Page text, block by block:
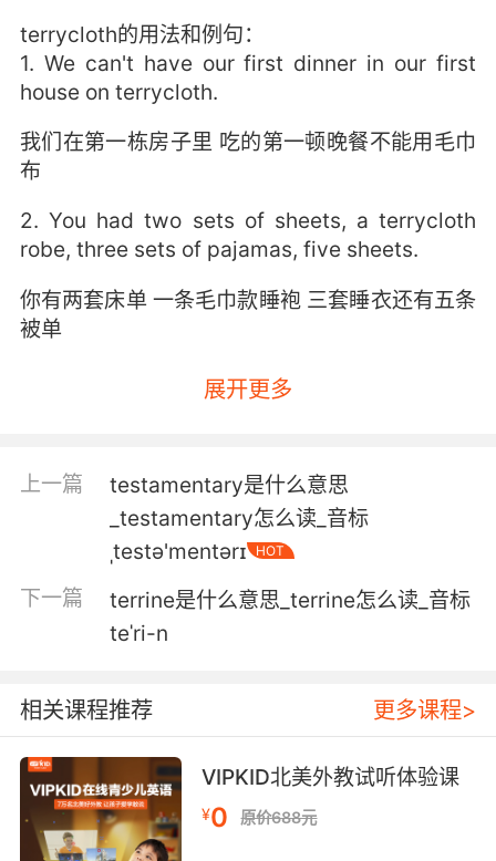
terrycloth的用法和例句：
1. We can't have our first dinner in our first
house on terrycloth.
我们在第一栋房子里 吃的第一顿晚餐不能用毛巾
布
2. You had two sets of sheets, a terrycloth
robe, three sets of pajamas, five sheets.
你有两套床单 一条毛巾款睡袍 三套睡衣还有五条
被单
展开更多
上一篇
testamentary是什么意思
_testamentary怎么读_音标
ˌtestə'mentərɪ
HOT
下一篇
terrine是什么意思_terrine怎么读_音标
teˈri-n
相关课程推荐 更多课程>
VIPKID北美外教试听体验课
¥0 原价688元